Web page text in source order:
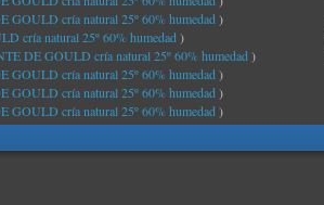
GOULD cría natural 25º 60% humedad)
cría natural 25º 60% humedad)
DE GOULD cría natural 25º 60% humedad)
GOULD cría natural 25º 60% humedad)
GOULD cría natural 25º 60% humedad)
GOULD cría natural 25º 60% humedad)